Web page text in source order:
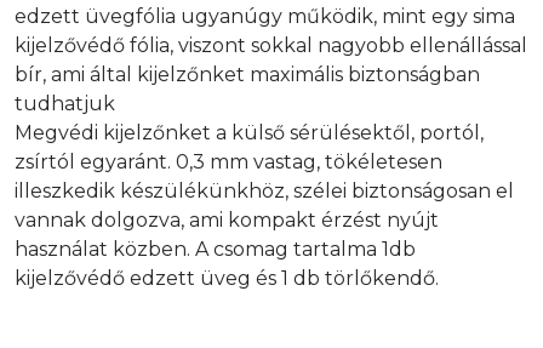
edzett üvegfólia ugyanúgy működik, mint egy sima
kijelzővédő fólia, viszont sokkal nagyobb ellenállással
bír, ami által kijelzőnket maximális biztonságban
tudhatjuk
Megvédi kijelzőnket a külső sérülésektől, portól,
zsírtól egyaránt. 0,3 mm vastag, tökéletesen
illeszkedik készülékünkhöz, szélei biztonságosan el
vannak dolgozva, ami kompakt érzést nyújt
használat közben. A csomag tartalma 1db
kijelzővédő edzett üveg és 1 db törlőkendő.